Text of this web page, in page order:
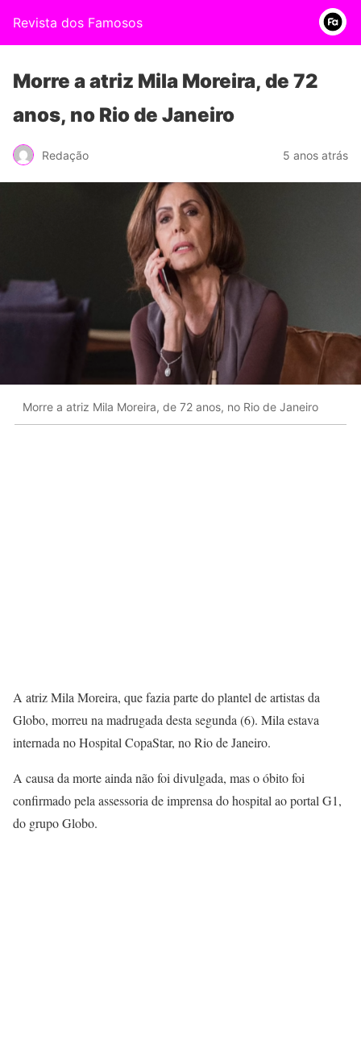
Revista dos Famosos
Morre a atriz Mila Moreira, de 72
anos, no Rio de Janeiro
Redação 5 anos atrás
Morre a atriz Mila Moreira, de 72 anos, no Rio de Janeiro
A atriz Mila Moreira, que fazia parte do plantel de artistas da
Globo, morreu na madrugada desta segunda (6). Mila estava
internada no Hospital CopaStar, no Rio de Janeiro.
A causa da morte ainda não foi divulgada, mas o óbito foi
confirmado pela assessoria de imprensa do hospital ao portal G1,
do grupo Globo.